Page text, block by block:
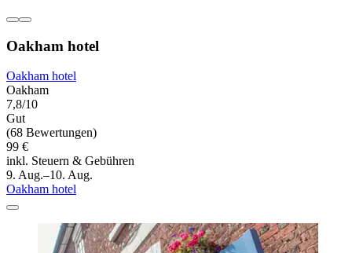
Oakham hotel
Oakham hotel
Oakham
7,8/10
Gut
(68 Bewertungen)
99 €
inkl. Steuern & Gebühren
9. Aug.–10. Aug.
Oakham hotel